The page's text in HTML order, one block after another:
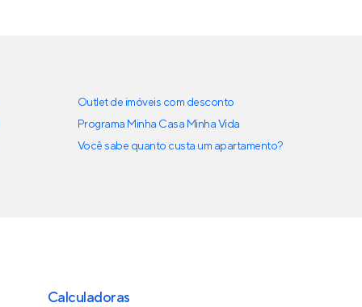
Outlet de imóveis com desconto
Programa Minha Casa Minha Vida
Você sabe quanto custa um apartamento?
Calculadoras